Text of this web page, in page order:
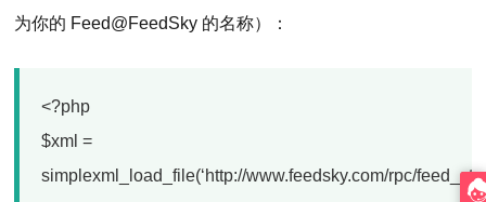
为你的 Feed@FeedSky 的名称）：
<?php
$xml =
simplexml_load_file(‘http://www.feedsky.com/rpc/